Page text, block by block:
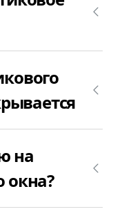
– это вызвать
поломки
как мастер
для ремонта
и
зависит от
и
ремонт
на
окна?